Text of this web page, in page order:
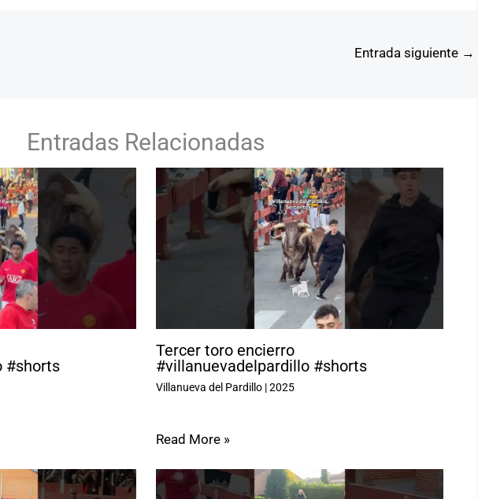
Entrada siguiente →
Entradas Relacionadas
#shorts
Tercer toro encierro
#villanuevadelpardillo #shorts
Villanueva del Pardillo|2025
Read More »